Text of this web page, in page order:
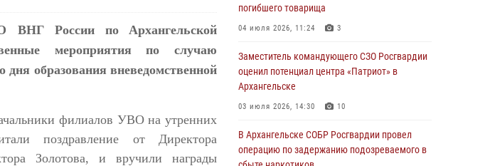
ВНГ России по
Архангельской
мероприятияпо случаю
образования вневедомственной
филиалов УВО на утренних
поздравление от Директора
Золотова, и вручили награды
погибшего товарища
04 июля 2026, 11:24 3
Заместитель командующего СЗО Росгвардии
оценил потенциал центра «Патриот» в
Архангельске
03 июля 2026, 14:30 10
В Архангельске СОБР Росгвардии провел
операцию по задержанию подозреваемого в